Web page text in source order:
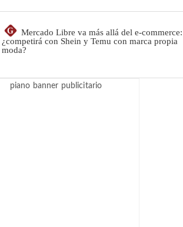
G
Mercado Libre va más allá del e-commerce:
¿competirá con Shein y Temu con marca propia
moda?